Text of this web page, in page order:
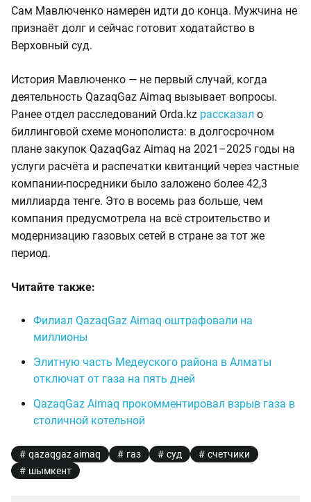
Сам Мавлюченко намерен идти до конца. Мужчина не
признаёт долг и сейчас готовит ходатайство в
Верховный суд.
История Мавлюченко — не первый случай, когда
деятельность QazaqGaz Aimaq вызывает вопросы.
Ранее отдел расследований Orda.kz рассказал о
биллинговой схеме монополиста: в долгосрочном
плане закупок QazaqGaz Aimaq на 2021–2025 годы на
услуги расчёта и распечатки квитанций через частные
компании-посредники было заложено более 42,3
миллиарда тенге. Это в восемь раз больше, чем
компания предусмотрела на всё строительство и
модернизацию газовых сетей в стране за тот же
период.
Читайте также:
Филиал QazaqGaz Aimaq оштрафовали на
миллионы
Элитную часть Медеуского района в Алматы
отключат от газа на пять дней
QazaqGaz Aimaq прокомментировал взрыв газа в
столичной котельной
qazaqgaz aimaq газ суд
счетчики
шымкент